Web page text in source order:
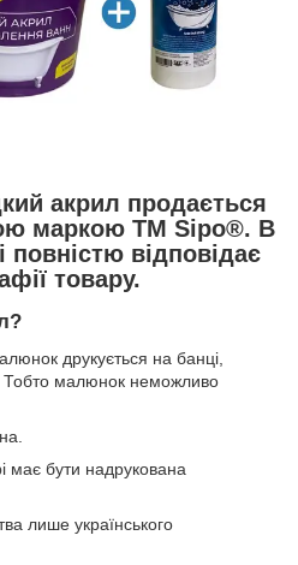
акрил продається
маркою ТМ Sipo®. В
повністю відповідає
товару.
друкується на банці,
Тобто малюнок неможливо
має бути надрукована
лише українського